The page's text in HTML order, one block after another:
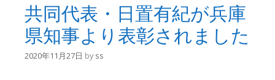
共同代表・日置有紀が兵庫
県知事より表彰されました
2020年11月27日 byss